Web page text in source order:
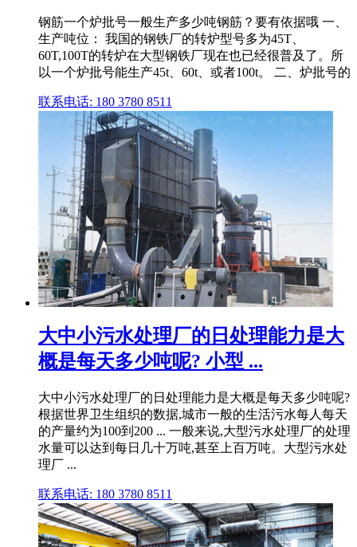
钢筋一个炉批号一般生产多少吨钢筋？要有依据哦 一、
生产吨位： 我国的钢铁厂的转炉型号多为45T、
60T,100T的转炉在大型钢铁厂现在也已经很普及了。所
以一个炉批号能生产45t、60t、或者100t。 二、炉批号的
联系电话: 180 3780 8511
大中小污水处理厂的日处理能力是大
概是每天多少吨呢? 小型 ...
大中小污水处理厂的日处理能力是大概是每天多少吨呢?
根据世界卫生组织的数据,城市一般的生活污水每人每天
的产量约为100到200 ... 一般来说,大型污水处理厂的处理
水量可以达到每日几十万吨,甚至上百万吨。大型污水处
理厂 ...
联系电话: 180 3780 8511